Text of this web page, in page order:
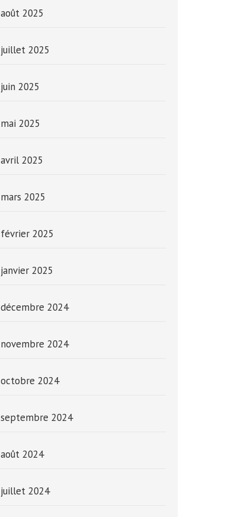
août 2025
juillet 2025
juin 2025
mai 2025
avril 2025
mars 2025
février 2025
janvier 2025
décembre 2024
novembre 2024
octobre 2024
septembre 2024
août 2024
juillet 2024